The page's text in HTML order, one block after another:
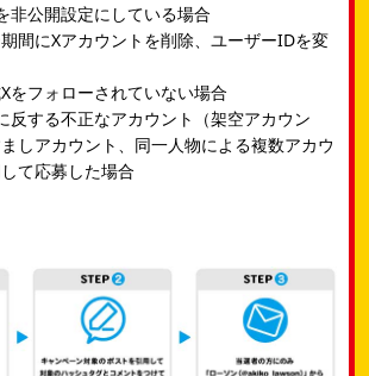
非公開設定にしている場合
間にXアカウントを削除、ユーザーIDを変
をフォローされていない場合
反する不正なアカウント（架空アカウン
しアカウント、同一人物による複数アカウ
て応募した場合